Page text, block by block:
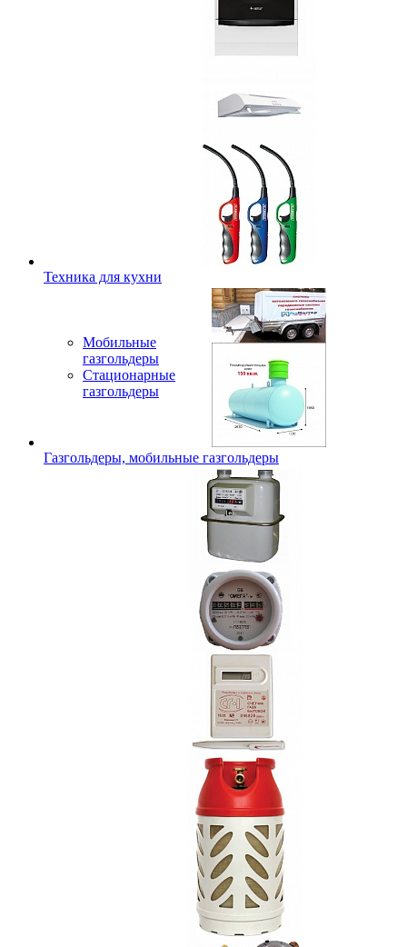
Техника для кухни
Мобильные
газгольдеры
Стационарные
газгольдеры
Газгольдеры, мобильные газгольдеры